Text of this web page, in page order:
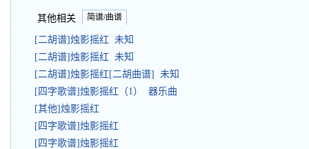
其他相关 简谱/曲谱
[二胡谱]烛影摇红 未知
[二胡谱]烛影摇红 未知
[二胡谱]烛影摇红[二胡曲谱] 未知
[四字歌谱]烛影摇红（1） 器乐曲
[其他]烛影摇红
[四字歌谱]烛影摇红
[四字歌谱]烛影摇红